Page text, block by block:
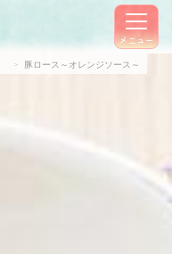
メニュー
豚ロース～オレンジソース～